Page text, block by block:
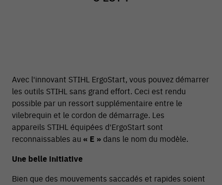
Avec l'innovant STIHL ErgoStart, vous pouvez démarrer
les outils STIHL sans grand effort. Ceci est rendu
possible par un ressort supplémentaire entre le
vilebrequin et le cordon de démarrage. Les
appareils STIHL équipées d'ErgoStart sont
reconnaissables au « E » dans le nom du modèle.
Une belle initiative
Bien que des mouvements saccadés et rapides soient